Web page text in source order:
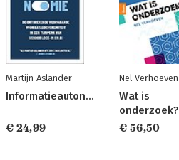
Martijn Aslander
Informatieautonomie
€ 24,99
Nel Verhoeven
Wat is
onderzoek?
€ 56,50